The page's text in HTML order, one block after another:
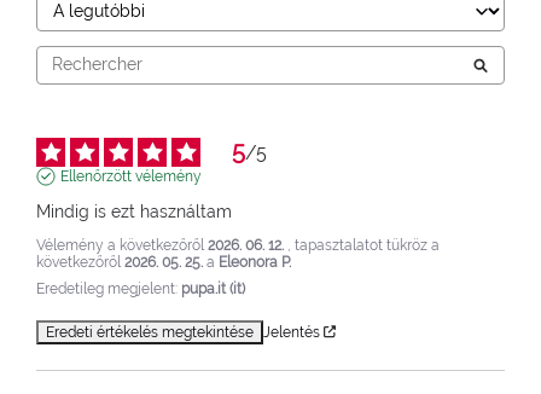
5/5
Ellenőrzött vélemény
Mindig is ezt használtam
Vélemény a következőről 2026. 06. 12. , tapasztalatot tükröz a
következőről 2026. 05. 25. a Eleonora P.
Eredetileg megjelent: pupa.it (it)
Eredeti értékelés megtekintése Jelentés